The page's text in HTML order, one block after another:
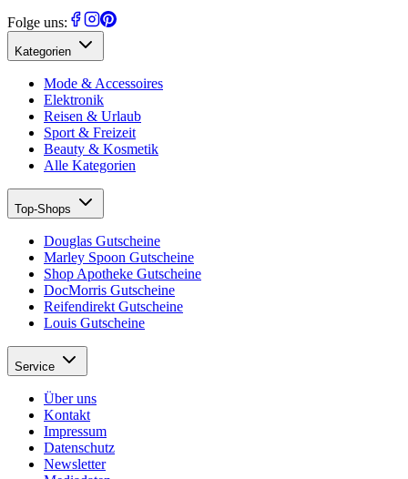
Folge uns:
Kategorien
Mode & Accessoires
Elektronik
Reisen & Urlaub
Sport & Freizeit
Beauty & Kosmetik
Alle Kategorien
Top-Shops
Douglas Gutscheine
Marley Spoon Gutscheine
Shop Apotheke Gutscheine
DocMorris Gutscheine
Reifendirekt Gutscheine
Louis Gutscheine
Service
Über uns
Kontakt
Impressum
Datenschutz
Newsletter